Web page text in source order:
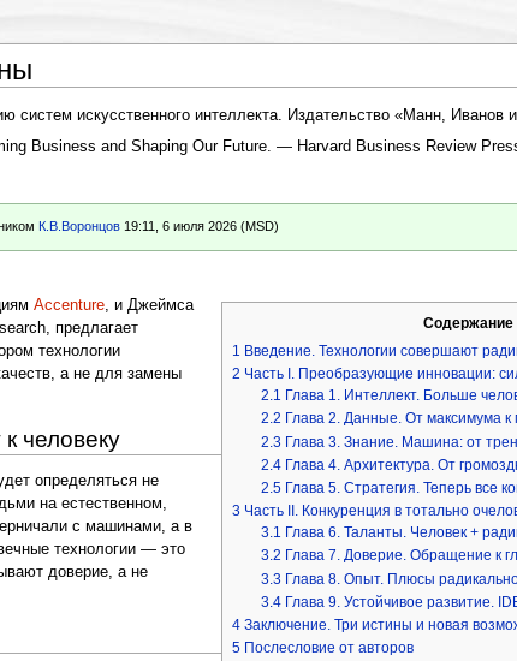
систем искусственного интеллекта. Издательство «Манн,
Business and Shaping Our Future. — Harvard Business Review
К.В.Воронцов19:11, 6 июля 2026 (MSD)
Содержание
1 Введение. Технологии совершают
2 Часть I. Преобразующие инновации:
2.1 Глава 1. Интеллект. Больше
2.2 Глава 2. Данные. От максимума
2.3 Глава 3. Знание. Машина: от
2.4 Глава 4. Архитектура. От
2.5 Глава 5. Стратегия. Теперь все
3 Часть II. Конкуренция в тотально
3.1 Глава 6. Таланты. Человек +
3.2 Глава 7. Доверие. Обращение к
3.3 Глава 8. Опыт. Плюсы
3.4 Глава 9. Устойчивое развитие.
4 Заключение. Три истины и новая
5 Послесловие от авторов
Accenture, и Джеймса
предлагает
технологии
а не для замены
человеку
определяться не
на естественном,
с машинами, а в
технологии — это
доверие, а не